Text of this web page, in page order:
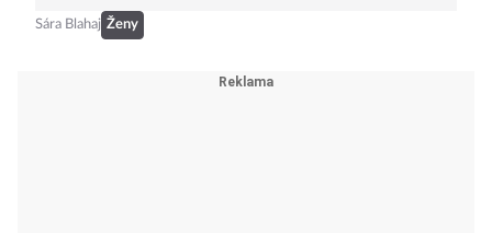
Sára Blahaj Ženy